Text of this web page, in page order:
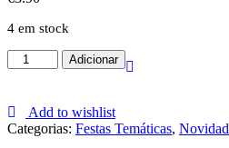
4 em stock
Quantidade
de
Pratos
Star
Wars
Adicionar
Add to wishlist
Categorias: Festas Temáticas,